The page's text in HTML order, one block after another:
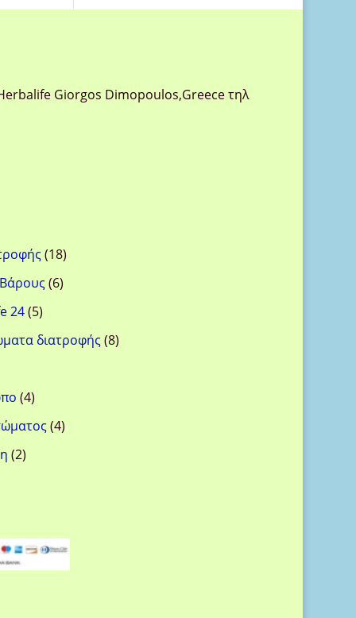
Giorgos Dimopoulos,Greece τηλ
1818
προϊόντα
66
24 55
προϊόντα
διατροφής 88
44
προϊόντα
44
22